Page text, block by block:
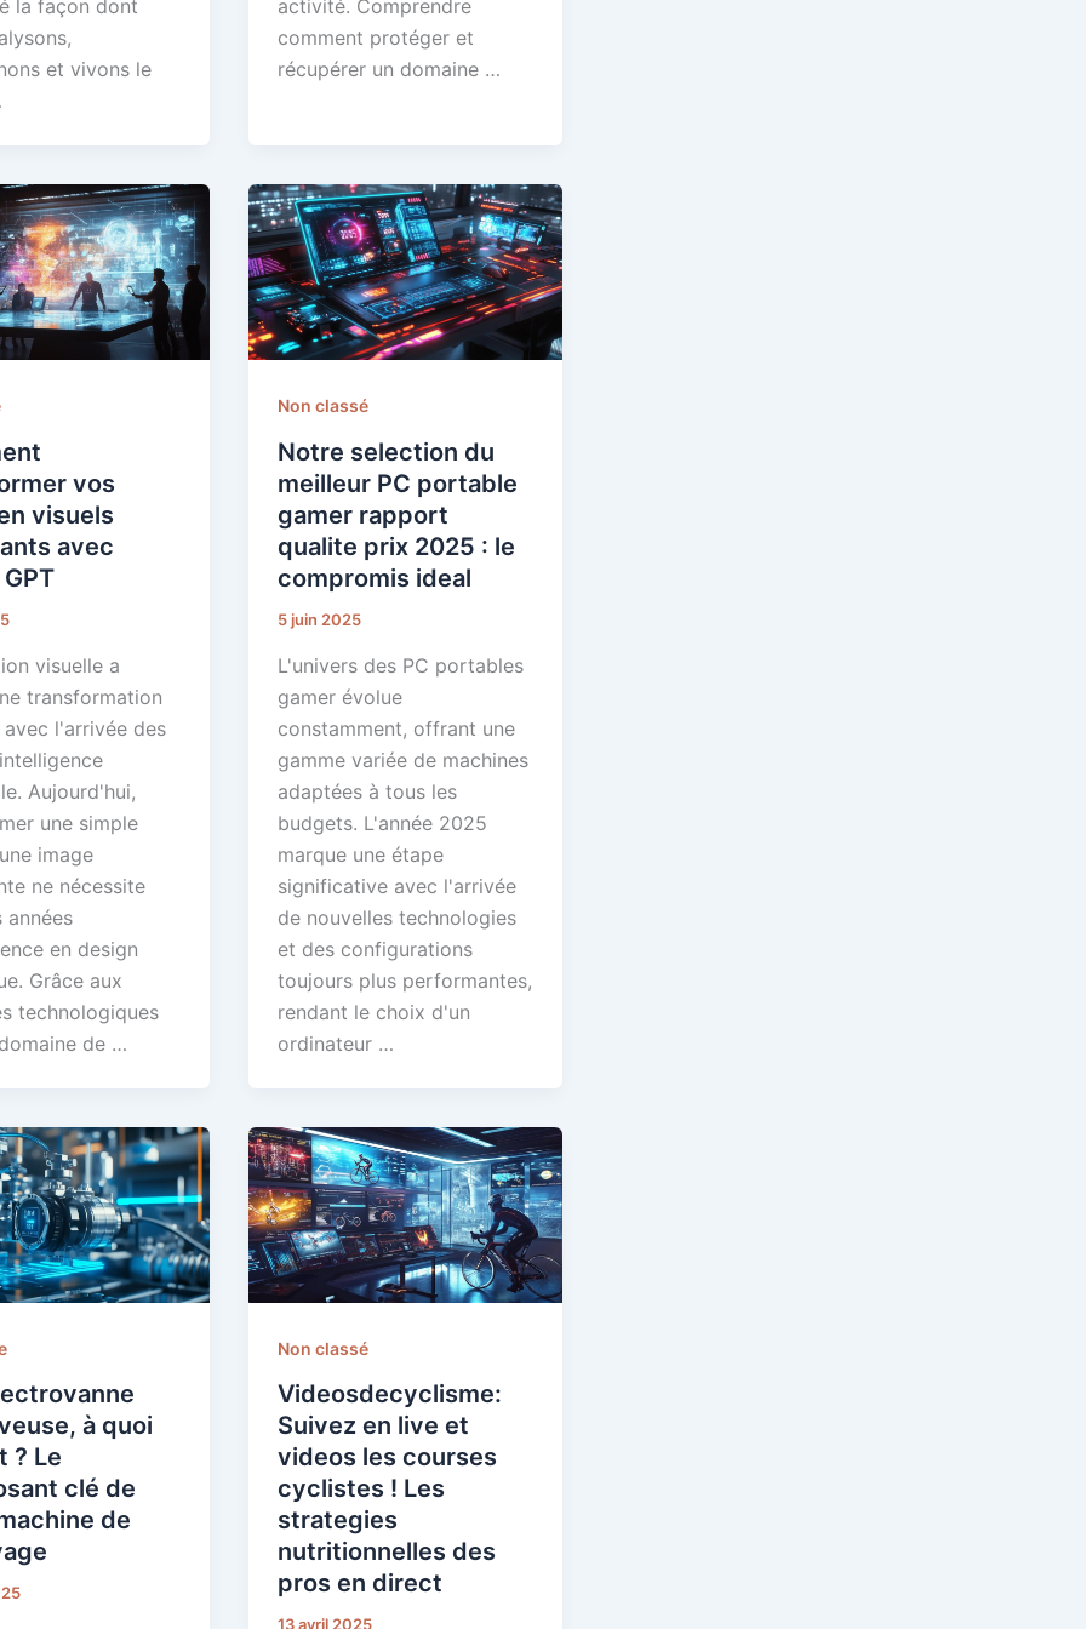
la façon dont
et vivons le
activité. Comprendre
comment protéger et
récupérer un domaine …
vos
visuels
avec
visuelle a
transformation
l'arrivée des
Aujourd'hui,
une simple
image
ne nécessite
années
en design
Grâce aux
technologiques
de …
Non classé
Notre selection du
meilleur PC portable
gamer rapport
qualite prix 2025 : le
compromis ideal
5 juin 2025
L'univers des PC portables
gamer évolue
constamment, offrant une
gamme variée de machines
adaptées à tous les
budgets. L'année 2025
marque une étape
significative avec l'arrivée
de nouvelles technologies
et des configurations
toujours plus performantes,
rendant le choix d'un
ordinateur …
à quoi
? Le
clé de
de
Non classé
Videosdecyclisme:
Suivez en live et
videos les courses
cyclistes ! Les
strategies
nutritionnelles des
pros en direct
13 avril 2025